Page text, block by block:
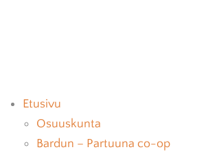
Etusivu
Osuuskunta
Bardun – Partuuna co-op